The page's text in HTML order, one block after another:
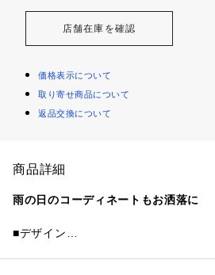
店舗在庫を確認
価格表示について
取り寄せ商品について
返品交換について
商品詳細
雨の日のコーディネートもお洒落に
■デザイン